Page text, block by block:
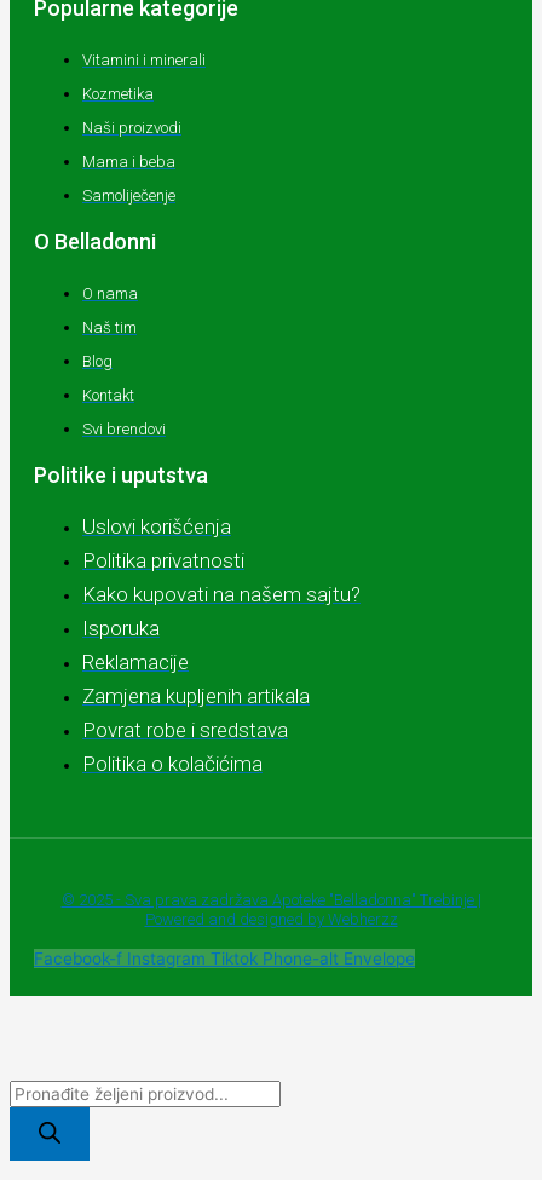
Popularne kategorije
Vitamini i minerali
Kozmetika
Naši proizvodi
Mama i beba
Samoliječenje
O Belladonni
O nama
Naš tim
Blog
Kontakt
Svi brendovi
Politike i uputstva
Uslovi korišćenja
Politika privatnosti
Kako kupovati na našem sajtu?
Isporuka
Reklamacije
Zamjena kupljenih artikala
Povrat robe i sredstava
Politika o kolačićima
© 2025 - Sva prava zadržava Apoteke "Belladonna" Trebinje |
Powered and designed by Webherzz
Facebook-f Instagram Tiktok Phone-alt Envelope